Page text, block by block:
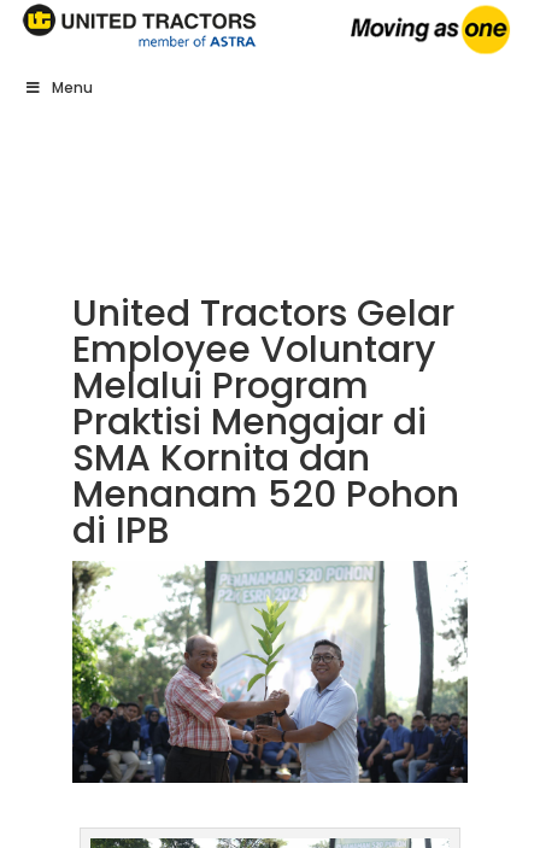
Menu
United Tractors Gelar
Employee Voluntary
Melalui Program
Praktisi Mengajar di
SMA Kornita dan
Menanam 520 Pohon
di IPB